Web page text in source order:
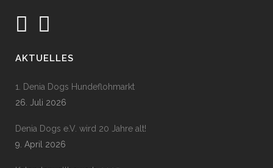
AKTUELLES
1. Denia Dogs Hundeflohmarkt
26. Juli 2026
Denia Dogs e.V. wird 20 Jahre alt!
9. April 2026